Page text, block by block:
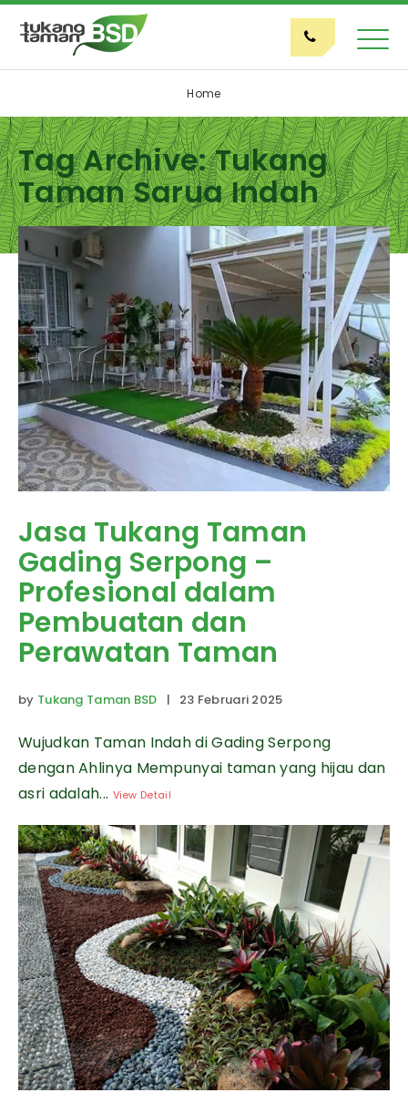
Home
Tag Archive: Tukang
Taman Sarua Indah
Jasa Tukang Taman
Gading Serpong –
Profesional dalam
Pembuatan dan
Perawatan Taman
by Tukang Taman BSD | 23 Februari 2025
Wujudkan Taman Indah di Gading Serpong
dengan Ahlinya Mempunyai taman yang hijau dan
asri adalah... View Detail